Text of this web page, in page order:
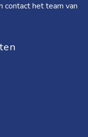
contact het team van